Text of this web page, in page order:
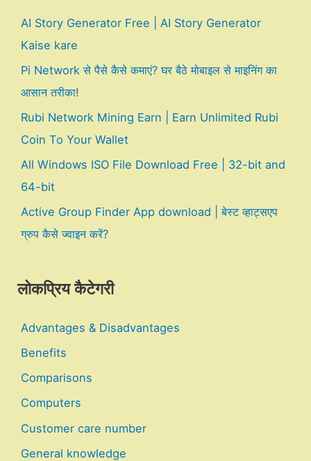
AI Story Generator Free | AI Story Generator
Kaise kare
Pi Network से पैसे कैसे कमाएं? घर बैठे मोबाइल से माइनिंग का
आसान तरीका!
Rubi Network Mining Earn | Earn Unlimited Rubi
Coin To Your Wallet
All Windows ISO File Download Free | 32-bit and
64-bit
Active Group Finder App download | बेस्ट व्हाट्सएप
ग्रुप कैसे ज्वाइन करें?
लोकप्रिय कैटेगरी
Advantages & Disadvantages
Benefits
Comparisons
Computers
Customer care number
General knowledge